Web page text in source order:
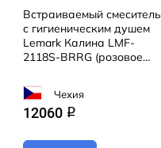
Встраиваемый смеситель
с гигиеническим душем
Lemark Калина LMF-
2118S-BRRG (розовое
Чехия
12060 q